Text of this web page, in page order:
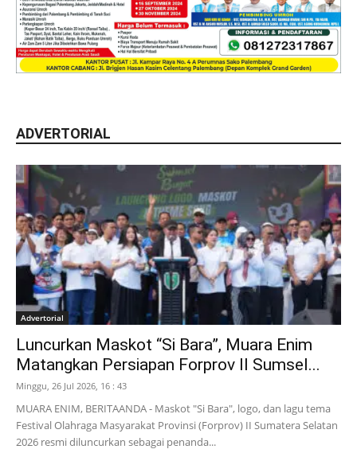
ADVERTORIAL
Advertorial
Luncurkan Maskot “Si Bara”, Muara Enim
Matangkan Persiapan Forprov II Sumsel...
Minggu, 26 Jul 2026, 16 : 43
MUARA ENIM, BERITAANDA - Maskot "Si Bara", logo, dan lagu tema
Festival Olahraga Masyarakat Provinsi (Forprov) II Sumatera Selatan
2026 resmi diluncurkan sebagai penanda...